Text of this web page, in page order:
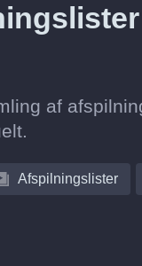
af
Afspilningslister